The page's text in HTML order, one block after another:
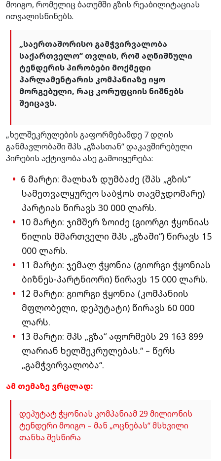
მოიგო, რომელიც ბათუმში გზის რეაბილიტაციას
ითვალისწინებს.
„საერთაშორისო გამჭვირვალობა
საქართველო“ თვლის, რომ აღნიშნული
ტენდერის პირობები მოქმედი
პარლამენტარის კომპანიაზე იყო
მორგებული, რაც კორუფციის ნიშნებს
შეიცავს.
„ხელშეკრულების გაფორმებამდე 7 დღის
განმავლობაში შპს „გზასთან“ დაკავშირებული
პირების აქტივობა ასე გამოიყურება:
6 მარტი: მალხაზ დუმბაძე (შპს „გზის“
სამეთვალყურეო საბჭოს თავმჯდომარე)
პარტიას წირავს 30 000 ლარს.
10 მარტი: ჯიმშერ ზოიძე (გიორგი ჭყონიას
წილის მმართველი შპს „გზაში“) წირავს 15
000 ლარს.
11 მარტი: ჯემალ ჭყონია (გიორგი ჭყონიას
ბიზნეს-პარტნიორი) წირავს 15 000 ლარს.
12 მარტი: გიორგი ჭყონია (კომპანიის
მფლობელი, დეპუტატი) წირავს 60 000
ლარს.
13 მარტი: შპს „გზა“ აფორმებს 29 163 899
ლარიან ხელშეკრულებას.“ – წერს
„გამჭვირვალობა“.
ამ თემაზე ვრცლად:
დეპუტატ ჭყონიას კომპანიამ 29 მილიონის
ტენდერი მოიგო – მან „ოცნებას“ მსხვილი
თანხა შესწირა